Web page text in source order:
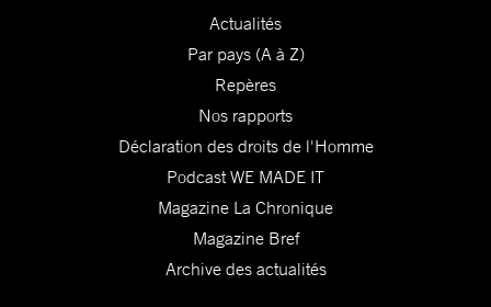
Actualités
Par pays (A à Z)
Repères
Nos rapports
Déclaration des droits de l'Homme
Podcast WE MADE IT
Magazine La Chronique
Magazine Bref
Archive des actualités